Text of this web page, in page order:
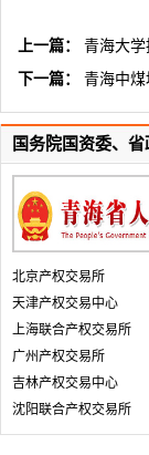
上一篇：
青海大
下一篇：
青海中
国务院国资委、
北京产权交易所
天津产权交易中心
上海联合产权交易所
广州产权交易所
吉林产权交易中心
沈阳联合产权交易所